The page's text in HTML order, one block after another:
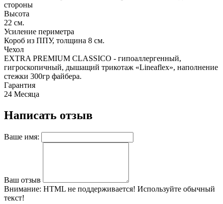
стороны
Высота
22 см.
Усиление периметра
Короб из ППУ, толщина 8 см.
Чехол
EXTRA PREMIUM CLASSICO - гипоаллергенный,
гигроскопичный, дышащий трикотаж «Lineaflex», наполнение
стежки 300гр файбера.
Гарантия
24 Месяца
Написать отзыв
Ваше имя:
Ваш отзыв
Внимание: HTML не поддерживается! Используйте обычный
текст!